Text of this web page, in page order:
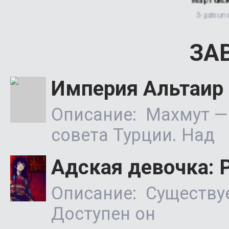
Империя Альтаир
Описание: Махмут —
совета Турции. Над
Адская девочка:
Описание:
Доступен он